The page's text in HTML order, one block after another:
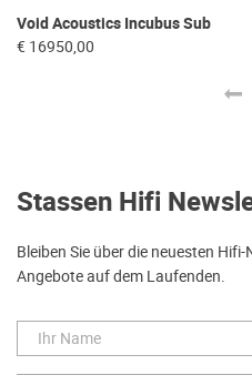
Void Acoustics Incubus Sub
€ 16950,00
Stassen Hifi
Bleiben Sie über die neuesten
Angebote auf dem Laufenden.